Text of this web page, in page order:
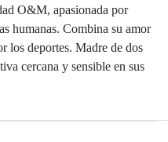
O&M, apasionada por
humanas. Combina su amor
los deportes. Madre de dos
cercana y sensible en sus